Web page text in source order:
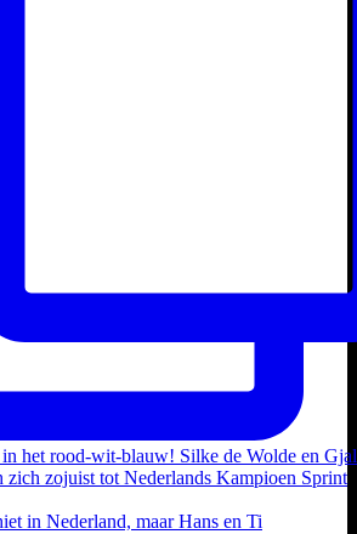
in Nederland, maar Hans en Ti